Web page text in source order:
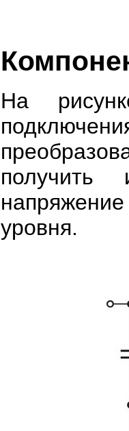
На
получить
уровня.